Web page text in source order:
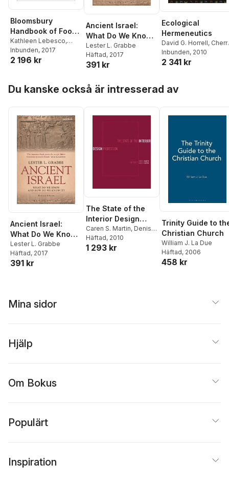
Bloomsbury
Handbook of Food
and Popular
Culture
Kathleen Lebesco,
Peter Naccarato
Inbunden, 2017
2 196 kr
Ancient Israel:
What Do We Know
and How Do We
Know It?
Lester L. Grabbe
Häftad, 2017
391 kr
Ecological
Hermeneutics
David G. Horrell,
Hunt,Christopher
Southgate
Inbunden, 2010
2 341 kr
Du kanske också är intresserad av
Ancient Israel:
What Do We Know
and How Do We
Know It?
Lester L. Grabbe
Häftad, 2017
391 kr
The State of the
Interior Design
Profession
Caren S. Martin, Denise
a. Guerin
Häftad, 2010
1 293 kr
Trinity Guide to
Christian Church
William J. La Due
Häftad, 2006
458 kr
Mina sidor
Hjälp
Om Bokus
Populärt
Inspiration